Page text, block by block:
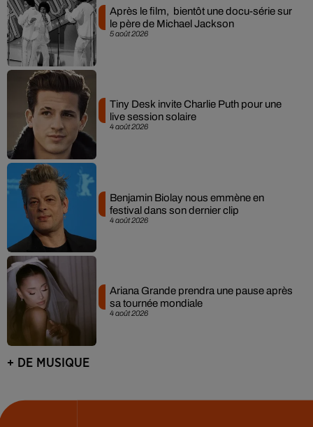
5 août 2026
Après le film, bientôt une docu-série sur
le père de Michael Jackson
4 août 2026
Tiny Desk invite Charlie Puth pour une
live session solaire
4 août 2026
Benjamin Biolay nous emmène en
festival dans son dernier clip
4 août 2026
Ariana Grande prendra une pause après
sa tournée mondiale
+ DE MUSIQUE